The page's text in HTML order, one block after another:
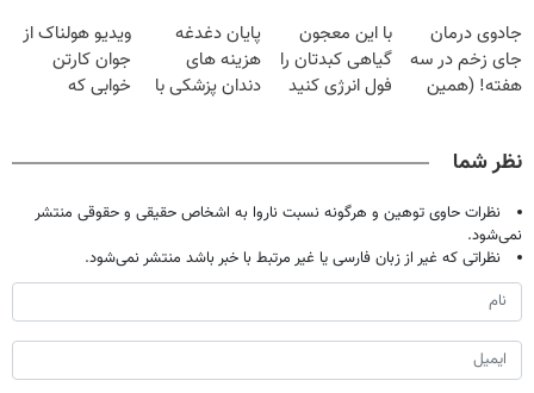
میلیون تومان!!!
درمانش کرد؟؟؟؟
جادوی درمان
جای زخم در سه
هفته! (همین
با این معجون
گیاهی کبدتان را
فول انرژی کنید
پایان دغدغه
هزینه های
دندان پزشکی با
ویدیو هولناک از
جوان کارتن
خوابی که
نظر شما
نظرات حاوی توهین و هرگونه نسبت ناروا به اشخاص حقیقی و حقوقی منتشر
نمی‌شود.
نظراتی که غیر از زبان فارسی یا غیر مرتبط با خبر باشد منتشر نمی‌شود.